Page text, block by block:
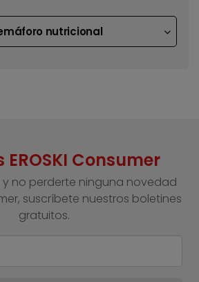
nutricional
EROSKI Consumer
y no perderte ninguna novedad
suscríbete nuestros boletines
gratuitos.